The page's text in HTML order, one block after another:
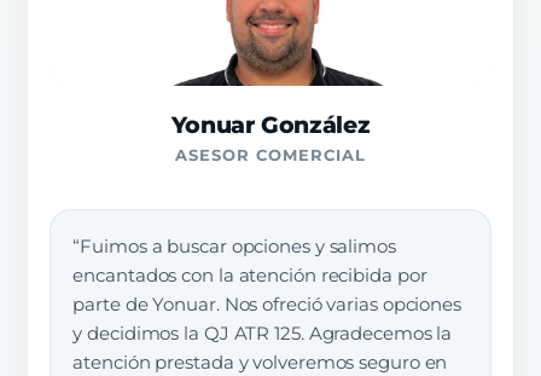
Yonuar González
ASESOR COMERCIAL
“Fuimos a buscar opciones y salimos
encantados con la atención recibida por
parte de Yonuar. Nos ofreció varias opciones
y decidimos la QJ ATR 125. Agradecemos la
atención prestada y volveremos seguro en